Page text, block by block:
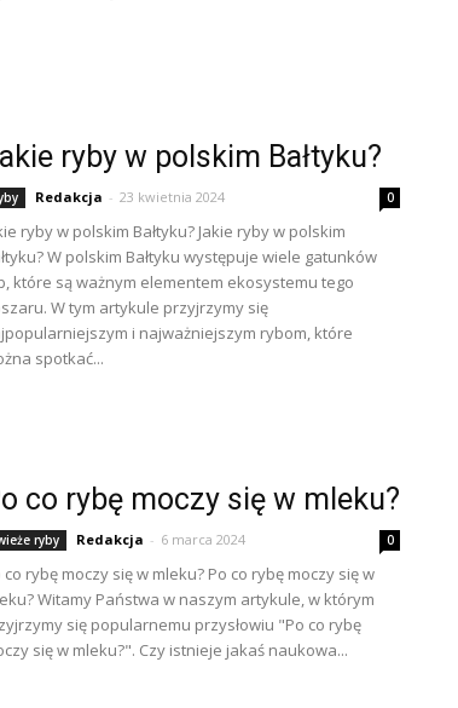
ryby w polskim Bałtyku?
Redakcja - 23 kwietnia 2024 0
ryby w polskim Bałtyku? Jakie ryby w polskim
W polskim Bałtyku występuje wiele gatunków
które są ważnym elementem ekosystemu tego
W tym artykule przyjrzymy się
i najważniejszym rybom, które
spotkać...
co rybę moczy się w mleku?
ryby Redakcja - 6 marca 2024 0
co rybę moczy się w mleku? Po co rybę moczy się w
Witamy Państwa w naszym artykule, w którym
się popularnemu przysłowiu "Po co rybę
się w mleku?". Czy istnieje jakaś naukowa...